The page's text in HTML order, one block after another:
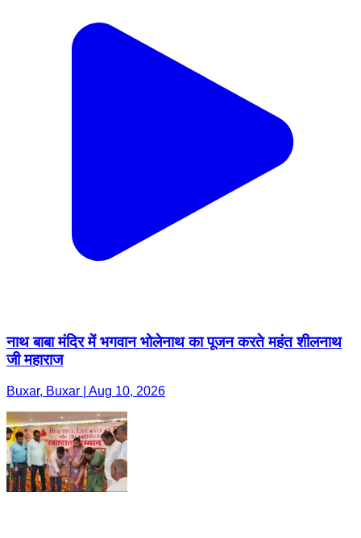
नाथ बाबा मंदिर में भगवान भोलेनाथ का पूजन करते महंत शीलनाथ
जी महाराज
Buxar, Buxar | Aug 10, 2026